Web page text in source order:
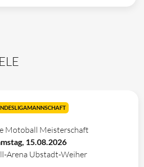
Motoball Meisterschaft
15.08.2026
Arena Ubstadt-Weiher